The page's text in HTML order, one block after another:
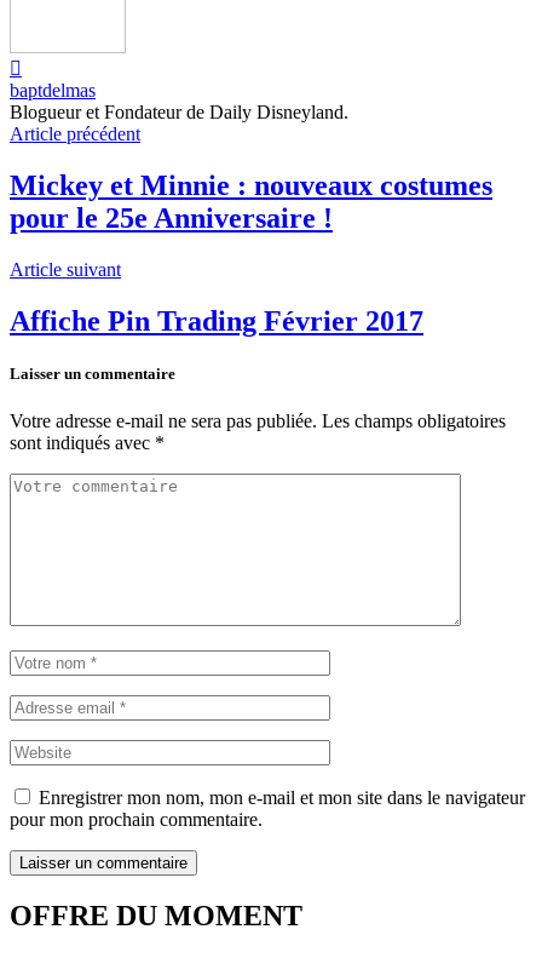
baptdelmas
Blogueur et Fondateur de Daily Disneyland.
Article précédent
Mickey et Minnie : nouveaux costumes
pour le 25e Anniversaire !
Article suivant
Affiche Pin Trading Février 2017
Laisser un commentaire
Votre adresse e-mail ne sera pas publiée. Les champs obligatoires
sont indiqués avec *
Enregistrer mon nom, mon e-mail et mon site dans le navigateur
pour mon prochain commentaire.
OFFRE DU MOMENT